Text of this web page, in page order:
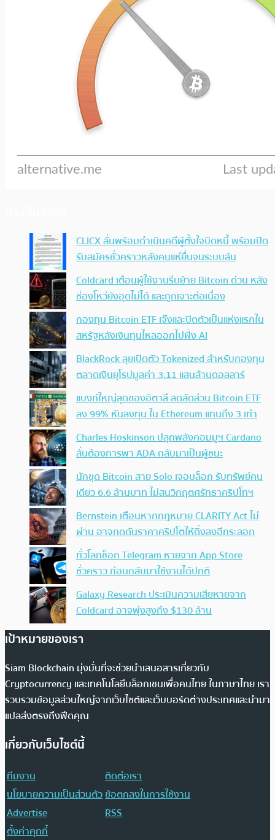
CLICX ลั่นพร้อมดำเนินคดีผู้ตั้งใจบิดหนี้ พร้อมปิด
รับสมัครชั่วคราวหลังคนแห่ยื่นจนระบบล้น
Coldcard เตือนผู้ใช้งานรีบย้าย Bitcoin ด่วน หลัง
ช่องโหว่ยังอุดไม่ได้ และถูกเจาะต่อเนื่อง
กองทุน Bitcoin ETF เจ๊งและปิดตัวเป็นแห่งแรกใน
สหรัฐหลังเงินทุนไหลออกไปฝั่ง AI
BlackRock ลุยเปิดตัว Tokenized สำหรับกองทุน
ตลาดเงินยุโรปมูลค่า 3.11 แสนล้านดอลลาร์
แบงก์ใหญ่สุดของอิตาลี ลดสัดส่วน Bitcoin ETF
ลง 99% หันลงทุน ใน Ethereum แทนถึง 3 เท่า
Charles Hoskinson ปลุกพลังคอมมูฯ Cardano
ลั่นต้องการพา ADA กลับมาเป็นผู้ชนะ
นักขุด Bitcoin สาย Solo เจอบล็อก รับทรัพย์คน
เดียว 6.6 ล้านบาท ไม่สนวิกฤตศรัทธาคริปโทฯ
Bernstein เตือนหากกฎหมาย CLARITY Act ไม่
ผ่าน อาจกดดันราคาคริปโตให้ดิ่งลงอีกระลอก
ทั่วโลกช็อก Telegram หายจาก App Store
ชั่วคราว ก่อนกลับมาใช้งานได้ปกติ
Galaxy Research ประเมินความเสียหายจาก
Coldcard อาจพุ่งสูงถึง $130 ล้าน
เป้าหมายของเรา
Siam Blockchain มุ่งมั่นที่จะช่วยนำเสนอสารเกี่ยวกับ
Cryptocurrency และเทคโนโลยีบล็อกเชนเพื่อคนไทย ในภาษาไทย เรา
รวบรวมข้อมูลส่วนใหญ่จากเว็บไซต์และเว็บบอร์ดต่างประเทศและนำมา
แปลส่งตรงถึงฟีดคุณ
เกี่ยวกับเว็บไซต์นี้
ทีมงาน
ติดต่อเรา
นโยบายความเป็นส่วนตัวข้อตกลงในการใช้งาน
Advertise
RSS
ตั้งค่าคุกกี้